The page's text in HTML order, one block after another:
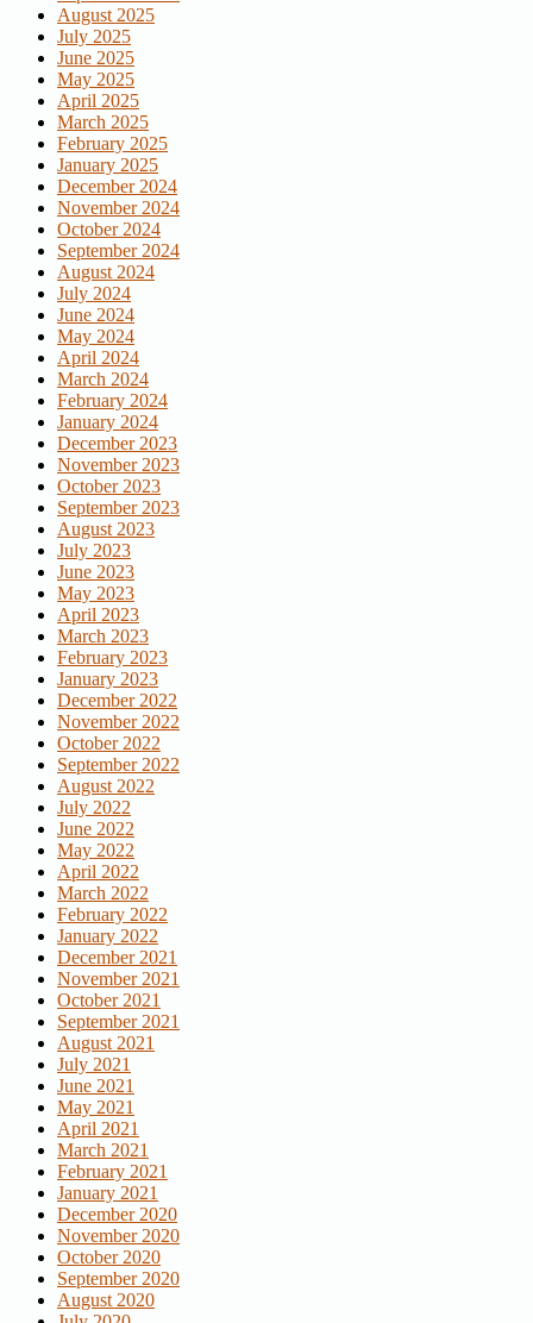
August 2025
July 2025
June 2025
May 2025
April 2025
March 2025
February 2025
January 2025
December 2024
November 2024
October 2024
September 2024
August 2024
July 2024
June 2024
May 2024
April 2024
March 2024
February 2024
January 2024
December 2023
November 2023
October 2023
September 2023
August 2023
July 2023
June 2023
May 2023
April 2023
March 2023
February 2023
January 2023
December 2022
November 2022
October 2022
September 2022
August 2022
July 2022
June 2022
May 2022
April 2022
March 2022
February 2022
January 2022
December 2021
November 2021
October 2021
September 2021
August 2021
July 2021
June 2021
May 2021
April 2021
March 2021
February 2021
January 2021
December 2020
November 2020
October 2020
September 2020
August 2020